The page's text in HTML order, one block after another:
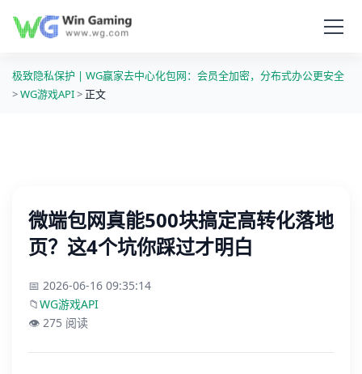
极致隐私保护 | WG赢家去中心化包网：会员全加密，分布式办公更安全
>WG游戏API> 正文
微端包网真能500块搞定高转化落地
页？这4个坑你踩过才明白
📅 2026-06-16 09:35:14
📁WG游戏API
👁️ 275 阅读